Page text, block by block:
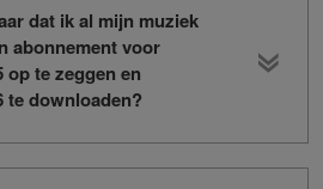
dat ik al mijn muziek
abonnement voor
op te zeggen en
te downloaden?